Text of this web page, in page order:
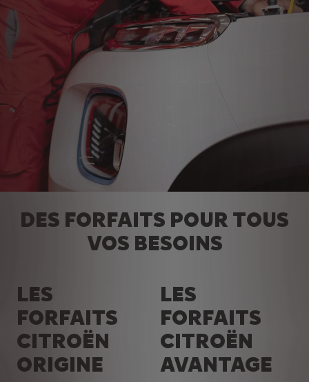
DES FORFAITS POUR TOUS
VOS BESOINS
LES
FORFAITS
CITROËN
ORIGINE
LES
FORFAITS
CITROËN
AVANTAGE